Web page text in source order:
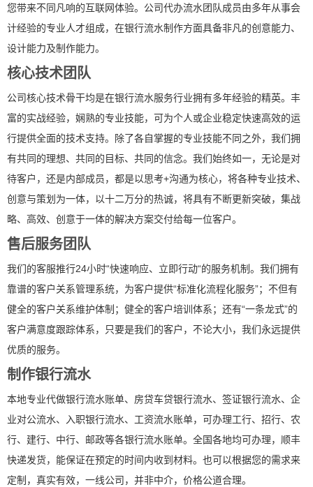
您带来不同凡响的互联网体验。公司代办流水团队成员由多年从事会
计经验的专业人才组成，在银行流水制作方面具备非凡的创意能力、
设计能力及制作能力。
核心技术团队
公司核心技术骨干均是在银行流水服务行业拥有多年经验的精英。丰
富的实战经验，娴熟的专业技能，可为个人或企业稳定快速高效的运
行提供全面的技术支持。除了各自掌握的专业技能不同之外，我们拥
有共同的理想、共同的目标、共同的信念。我们始终如一，无论是对
待客户，还是内部成员，都是以思考+沟通为核心，将各种专业技术、
创意与策划为一体，以十二万分的热诚，将具有不断更新突破，集战
略、高效、创意于一体的解决方案交付给每一位客户。
售后服务团队
我们的客服推行24小时“快速响应、立即行动“的服务机制。我们拥有
靠谱的客户关系管理系统，为客户提供“标准化流程化服务”；不但有
健全的客户关系维护体制；健全的客户培训体系；还有“一条龙式”的
客户满意度跟踪体系，只要是我们的客户，不论大小，我们永远提供
优质的服务。
制作银行流水
本地专业代做银行流水账单、房贷车贷银行流水、签证银行流水、企
业对公流水、入职银行流水、工资流水账单，可办理工行、招行、农
行、建行、中行、邮政等各银行流水账单。全国各地均可办理，顺丰
快递发货，能保证在预定的时间内收到材料。也可以根据您的需求来
定制，真实有效，一线公司，并非中介，价格公道合理。